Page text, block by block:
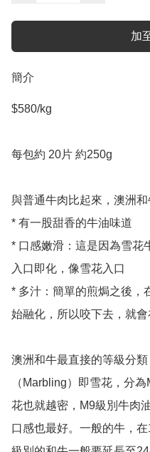
加
簡介
$580/kg
每包約 20片 約250g
與普通牛肉比起來，澳洲
* 有一股甜香的牛油味道
* 口感嫩滑：這是因為雪花
入口即化，像雪花入口
* 多汁：簡單的煎焗之後，
始融化，所以咬下去，就
澳洲和牛最直接的等級分
（Marbling）即雪花，分
花也就越密，M9級別牛肉
口感也最好。一般的牛，